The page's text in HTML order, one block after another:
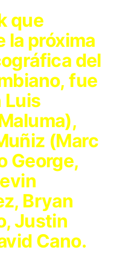
que
la próxima
del
fue
Luis
(Marc
George,
Bryan
Justin
Cano.